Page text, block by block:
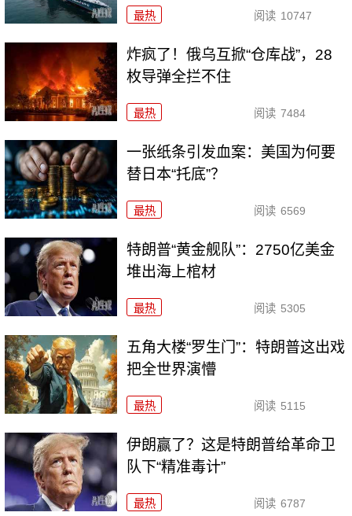
最热 阅读 10747
炸疯了！俄乌互掀“仓库战”，28
枚导弹全拦不住
最热 阅读 7484
一张纸条引发血案：美国为何要
替日本“托底”？
最热 阅读 6569
特朗普“黄金舰队”：2750亿美金
堆出海上棺材
最热 阅读 5305
五角大楼“罗生门”：特朗普这出戏
把全世界演懵
最热 阅读 5115
伊朗赢了？这是特朗普给革命卫
队下“精准毒计”
最热 阅读 6787